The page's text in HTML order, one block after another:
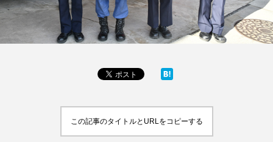
この記事のタイトルとURLをコピーする